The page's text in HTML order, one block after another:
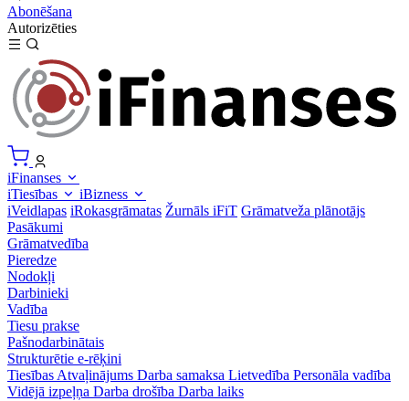
Abonēšana
Autorizēties
iFinanses
iTiesības
iBizness
iVeidlapas iRokasgrāmatas Žurnāls iFiT Grāmatveža plānotājs
Pasākumi
Grāmatvedība
Pieredze
Nodokļi
Darbinieki
Vadība
Tiesu prakse
Pašnodarbinātais
Strukturētie e-rēķini
Tiesības Atvaļinājums Darba samaksa Lietvedība Personāla vadība
Vidējā izpeļņa Darba drošība Darba laiks